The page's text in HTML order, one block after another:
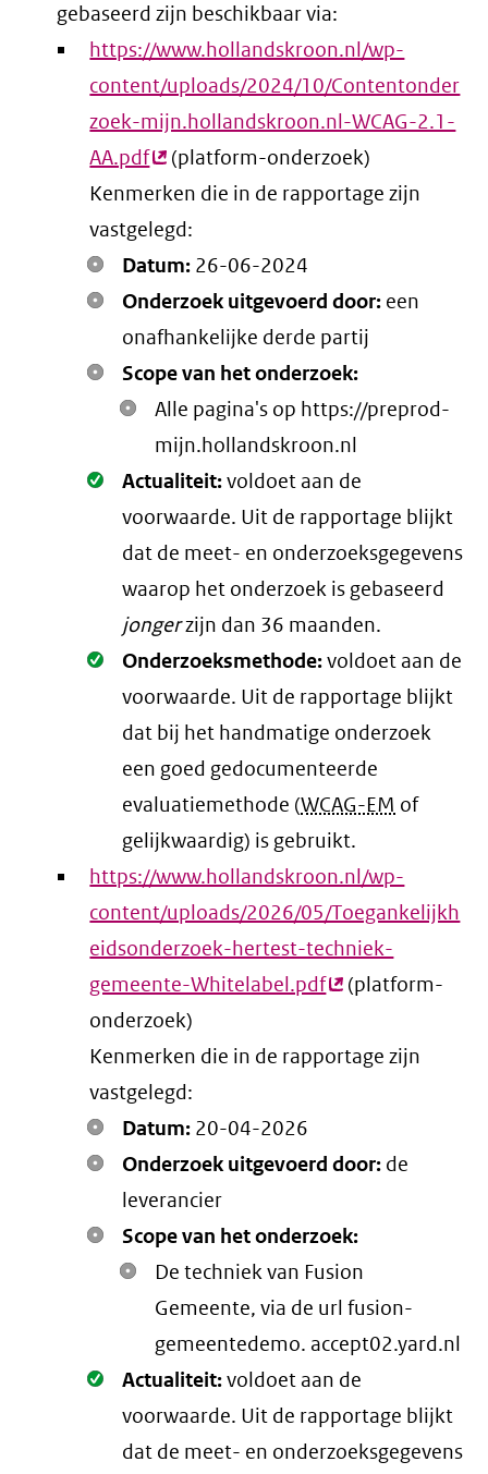
gebaseerd zijn beschikbaar via:
https://www.hollandskroon.nl/wp-
content/uploads/2024/10/Contentonder
zoek-mijn.hollandskroon.nl-WCAG-2.1-
AA.pdf(externe
link)
(platform-onderzoek)
Kenmerken die in de rapportage zijn
vastgelegd:
Datum: 26-06-2024
Onderzoek uitgevoerd door: een
onafhankelijke derde partij
Scope van het onderzoek:
Alle pagina's op https://preprod-
mijn.hollandskroon.nl
Oké.
Actualiteit:voldoet aan de
voorwaarde. Uit de rapportage blijkt
dat de meet- en onderzoeksgegevens
waarop het onderzoek is gebaseerd
jongerzijn dan 36 maanden.
Oké.
Onderzoeksmethode:voldoet aan de
voorwaarde. Uit de rapportage blijkt
dat bij het handmatige onderzoek
een goed gedocumenteerde
evaluatiemethode (WCAG-EM of
gelijkwaardig) is gebruikt.
https://www.hollandskroon.nl/wp-
content/uploads/2026/05/Toegankelijkh
eidsonderzoek-hertest-techniek-
gemeente-Whitelabel.pdf(externe
(platform-
onderzoek)
Kenmerken die in de rapportage zijn
vastgelegd:
Datum: 20-04-2026
Onderzoek uitgevoerd door: de
leverancier
Scope van het onderzoek:
De techniek van Fusion
Gemeente, via de url fusion-
gemeentedemo. accept02.yard.nl
Oké.
Actualiteit:voldoet aan de
voorwaarde. Uit de rapportage blijkt
dat de meet- en onderzoeksgegevens